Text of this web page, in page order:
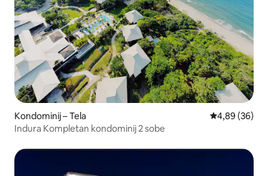
Kondominij – Tela Prosječna
4,89 (36)
Indura Kompletan kondominij 2 sobe